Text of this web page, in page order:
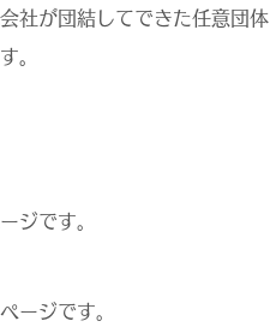
社が団結してできた任意団体
。
ジです。
ージです。